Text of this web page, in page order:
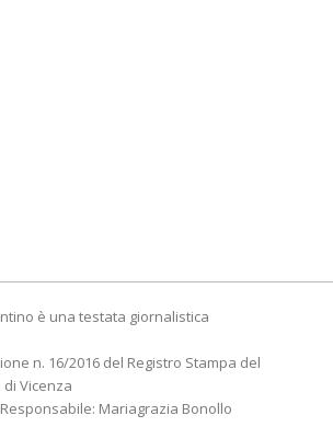
è una testata giornalistica
n. 16/2016 del Registro Stampa del
Vicenza
Mariagrazia Bonollo